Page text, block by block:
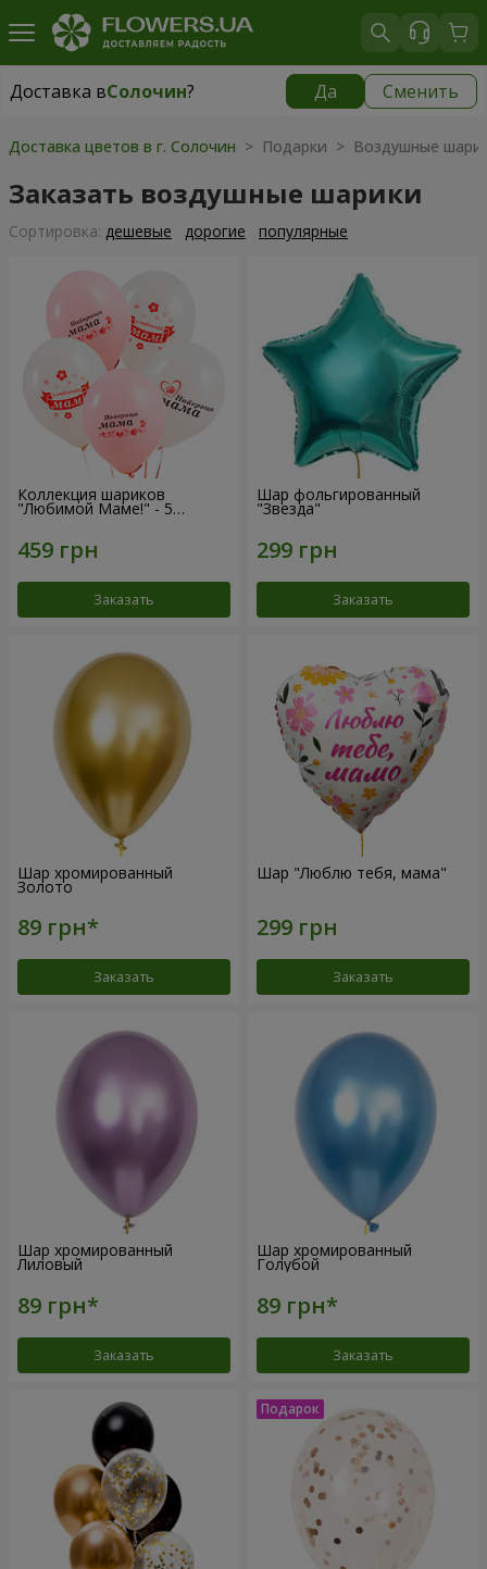
Доставка вСолочин? Да Сменить
Доставка вСолочин|
Доставка цветов в г. Солочин > Подарки > Воздушные
Заказать воздушные шарики
Cортировка: дешевые дорогие популярные
Коллекция шариков
"Любимой Маме!" - 5
Заказать
Шар фольгированный
"Звезда"
Заказать
Шар хромированный
Золото
Заказать
Шар "Люблю тебя, мама"
Заказать
Шар хромированный
Лиловый
Заказать
Шар хромированный
Голубой
Заказать